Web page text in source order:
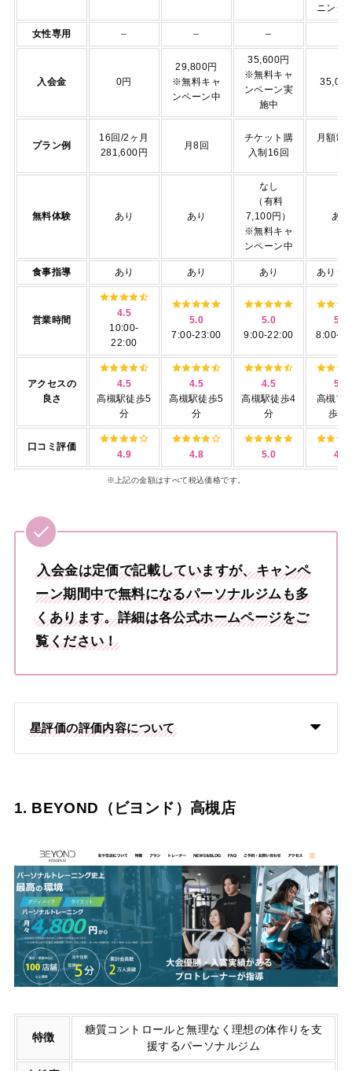
ニング
女性専用 – – –
入会金 0円
29,800円
※無料キャ
ンペーン中
35,600円
※無料キャ
ンペーン実
施中
プラン例
16回/2ヶ月
281,600円
月8回
チケット購
入制16回
月額制
ン
無料体験 あり あり
なし
（有料
7,100円）
※無料キャ
ンペーン中
あり
食事指導 あり あり あり あり※
営業時間
4.5
10:00-
22:00
5.0
7:00-23:00
5.0
9:00-22:00
5.0
8:00-
アクセスの
良さ
4.5
高槻駅徒歩5
分
4.5
高槻駅徒歩5
分
4.5
高槻駅徒歩4
分
5.0
高槻市
歩2
口コミ評価
4.9 4.8 5.0 4.8
※上記の金額はすべて税込価格です。
入会金は定価で記載していますが、キャンペ
ーン期間中で無料になるパーソナルジムも多
くあります。詳細は各公式ホームページをご
覧ください！
星評価の評価内容について
1. BEYOND（ビヨンド）高槻店
特徴
糖質コントロールと無理なく理想の体作りを支
援するパーソナルジム